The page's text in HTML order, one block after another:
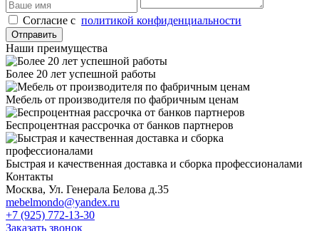
Cогласие с политикой конфиденциальности
Отправить
Наши преимущества
Более 20 лет успешной работы
Мебель от производителя по фабричным ценам
Беспроцентная рассрочка от банков партнеров
Быстрая и качественная доставка и сборка профессионалами
Контакты
Москва, Ул. Генерала Белова д.35
mebelmondo@yandex.ru
+7 (925) 772-13-30
Заказать звонок